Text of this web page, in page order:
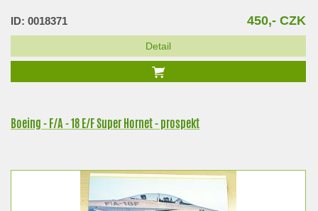
ID: 0018371 450,- CZK
Detail
Boeing - F/A - 18 E/F Super Hornet - prospekt